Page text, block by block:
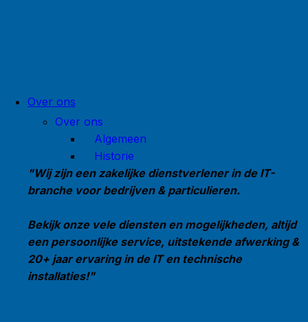
Over ons
Over ons
Algemeen
Historie
"Wij zijn een zakelijke dienstverlener in de IT-
branche voor bedrijven & particulieren.
Bekijk onze vele diensten en mogelijkheden, altijd
een persoonlijke service, uitstekende afwerking &
20+ jaar ervaring in de IT en technische
installaties!"